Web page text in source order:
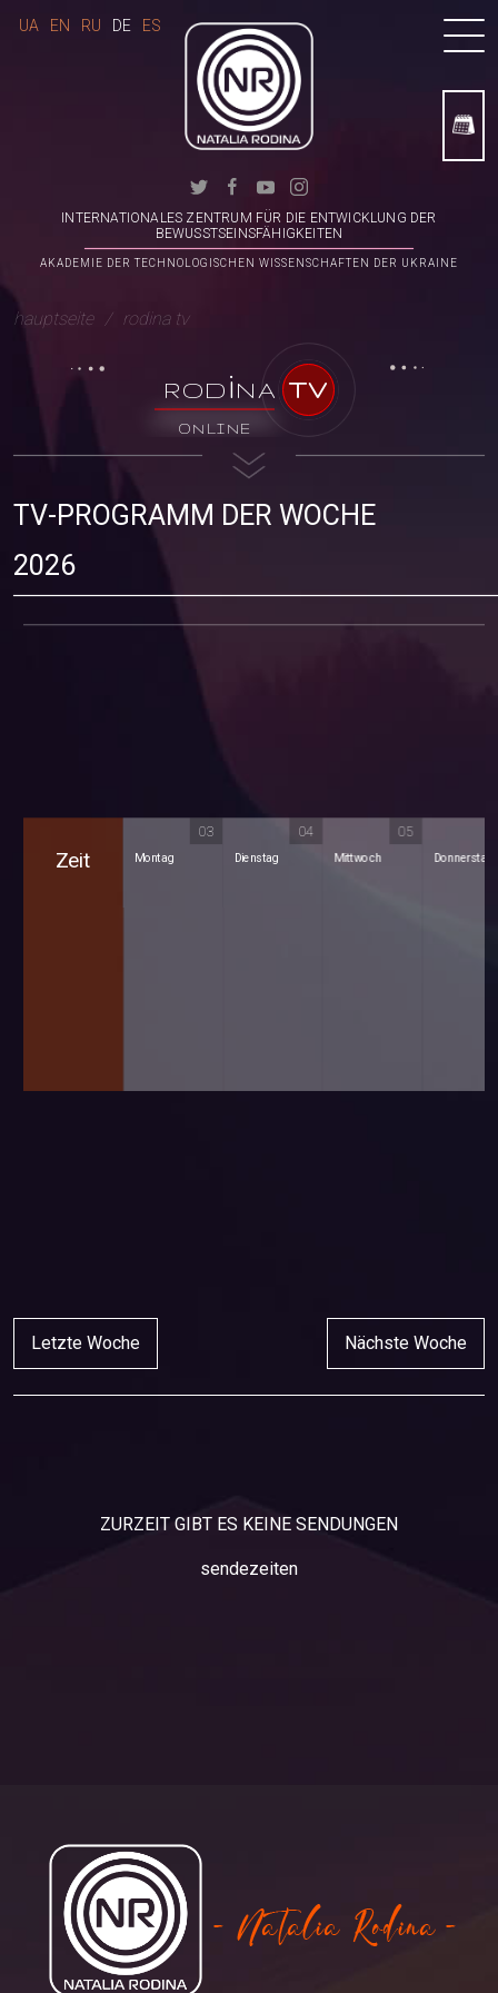
INTERNATIONALES ZENTRUM FÜR DIE ENTWICKLUNG DER
BEWUSSTSEINSFÄHIGKEITEN
AKADEMIE DER TECHNOLOGISCHEN WISSENSCHAFTEN DER UKRAINE
UA EN RU DE ES
hauptseite rodina tv
ROD iNA TV
TV-PROGRAMM DER WOCHE
2026
Zeit
03
Montag
04
Dienstag
05
Mittwoch Donnerstag
Letzte Woche Nächste Woche
ZURZEIT GIBT ES KEINE SENDUNGEN
sendezeiten